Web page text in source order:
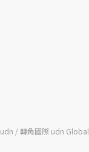
udn 轉角國際 udn Global